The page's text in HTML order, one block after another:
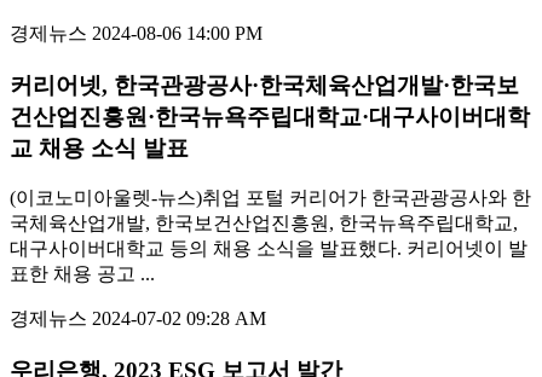
경제뉴스 2024-08-06 14:00 PM
커리어넷, 한국관광공사·한국체육산업개발·한국보
건산업진흥원·한국뉴욕주립대학교·대구사이버대학
교 채용 소식 발표
(이코노미아울렛-뉴스)취업 포털 커리어가 한국관광공사와 한
국체육산업개발, 한국보건산업진흥원, 한국뉴욕주립대학교,
대구사이버대학교 등의 채용 소식을 발표했다. 커리어넷이 발
표한 채용 공고 ...
경제뉴스 2024-07-02 09:28 AM
우리은행, 2023 ESG 보고서 발간